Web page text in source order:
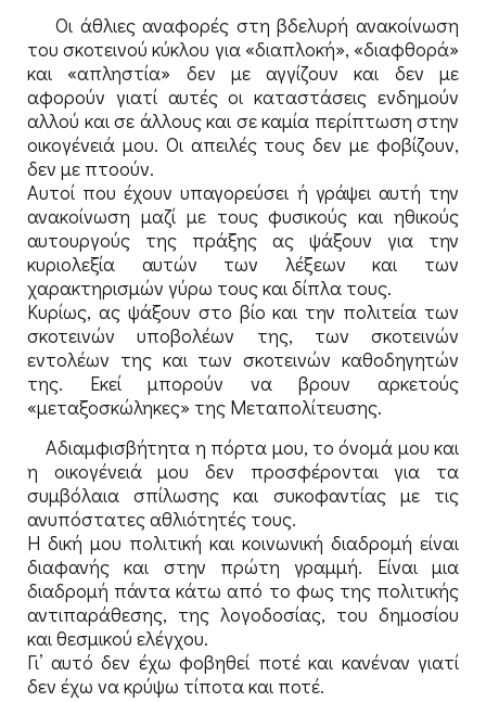
Οι άθλιες αναφορές στη βδελυρή ανακοίνωση
του σκοτεινού κύκλου για «διαπλοκή», «διαφθορά»
και «απληστία» δεν με αγγίζουν και δεν με
αφορούν γιατί αυτές οι καταστάσεις ενδημούν
αλλού και σε άλλους και σε καμία περίπτωση στην
οικογένειά μου. Οι απειλές τους δεν με φοβίζουν,
δεν με πτοούν.
Αυτοί που έχουν υπαγορεύσει ή γράψει αυτή την
ανακοίνωση μαζί με τους φυσικούς και ηθικούς
αυτουργούς της πράξης ας ψάξουν για την
κυριολεξία αυτών των λέξεων και των
χαρακτηρισμών γύρω τους και δίπλα τους.
Κυρίως, ας ψάξουν στο βίο και την πολιτεία των
σκοτεινών υποβολέων της, των σκοτεινών
εντολέων της και των σκοτεινών καθοδηγητών
της. Εκεί μπορούν να βρουν αρκετούς
«μεταξοσκώληκες» της Μεταπολίτευσης.
Αδιαμφισβήτητα η πόρτα μου, το όνομά μου και
η οικογένειά μου δεν προσφέρονται για τα
συμβόλαια σπίλωσης και συκοφαντίας με τις
ανυπόστατες αθλιότητές τους.
Η δική μου πολιτική και κοινωνική διαδρομή είναι
διαφανής και στην πρώτη γραμμή. Είναι μια
διαδρομή πάντα κάτω από το φως της πολιτικής
αντιπαράθεσης, της λογοδοσίας, του δημοσίου
και θεσμικού ελέγχου.
Γι’ αυτό δεν έχω φοβηθεί ποτέ και κανέναν γιατί
δεν έχω να κρύψω τίποτα και ποτέ.